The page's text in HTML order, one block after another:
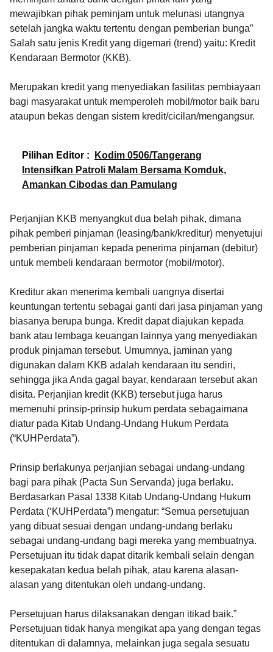
mewajibkan pihak peminjam untuk melunasi utangnya
setelah jangka waktu tertentu dengan pemberian bunga”
Salah satu jenis Kredit yang digemari (trend) yaitu: Kredit
Kendaraan Bermotor (KKB).
Merupakan kredit yang menyediakan fasilitas pembiayaan
bagi masyarakat untuk memperoleh mobil/motor baik baru
ataupun bekas dengan sistem kredit/cicilan/mengangsur.
Pilihan Editor :
Kodim 0506/Tangerang
Intensifkan Patroli Malam Bersama Komduk,
Amankan Cibodas dan Pamulang
Perjanjian KKB menyangkut dua belah pihak, dimana
pihak pemberi pinjaman (leasing/bank/kreditur) menyetujui
pemberian pinjaman kepada penerima pinjaman (debitur)
untuk membeli kendaraan bermotor (mobil/motor).
Kreditur akan menerima kembali uangnya disertai
keuntungan tertentu sebagai ganti dari jasa pinjaman yang
biasanya berupa bunga. Kredit dapat diajukan kepada
bank atau lembaga keuangan lainnya yang menyediakan
produk pinjaman tersebut. Umumnya, jaminan yang
digunakan dalam KKB adalah kendaraan itu sendiri,
sehingga jika Anda gagal bayar, kendaraan tersebut akan
disita. Perjanjian kredit (KKB) tersebut juga harus
memenuhi prinsip-prinsip hukum perdata sebagaimana
diatur pada Kitab Undang-Undang Hukum Perdata
(“KUHPerdata”).
Prinsip berlakunya perjanjian sebagai undang-undang
bagi para pihak (Pacta Sun Servanda) juga berlaku.
Berdasarkan Pasal 1338 Kitab Undang-Undang Hukum
Perdata (‘KUHPerdata”) mengatur: “Semua persetujuan
yang dibuat sesuai dengan undang-undang berlaku
sebagai undang-undang bagi mereka yang membuatnya.
Persetujuan itu tidak dapat ditarik kembali selain dengan
kesepakatan kedua belah pihak, atau karena alasan-
alasan yang ditentukan oleh undang-undang.
Persetujuan harus dilaksanakan dengan itikad baik.”
Persetujuan tidak hanya mengikat apa yang dengan tegas
ditentukan di dalamnya, melainkan juga segala sesuatu